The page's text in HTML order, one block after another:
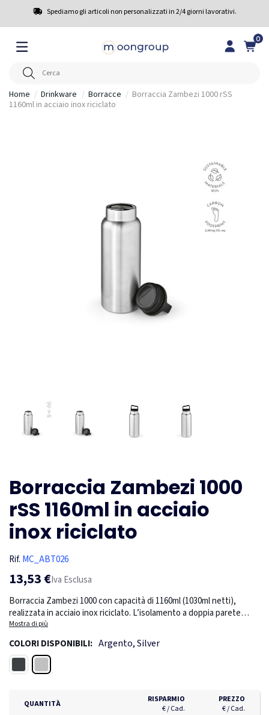
Spediamo gli articoli non personalizzati in 2/4 giorni lavorativi.
0
Home Drinkware Borracce
Borraccia Zambezi 1000 rSS
1160ml in acciaio inox riciclato
Borraccia Zambezi 1000
rSS 1160ml in acciaio
inox riciclato
Rif. MC_ABT026
13,53 €Iva Esclusa
Borraccia Zambezi 1000 con capacità di 1160ml (1030ml netti),
realizzata in acciaio inox riciclato. L’isolamento a doppia parete
mantiene le bevande calde per 18 ore e fredde per 54 ore. A tenuta
stagna e dotata di un manico sul coperchio per un trasporto più
agevole. Confezionata singolarmente in scatola kraft.
Mostra di più
COLORI DISPONIBILI: Argento, Silver
QUANTITÀ
RISPARMIO
€ / Cad.
PREZZO
€ / Cad.